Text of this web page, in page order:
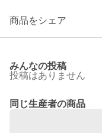
商品をシェア
みんなの投稿
投稿はありません
同じ生産者の商品